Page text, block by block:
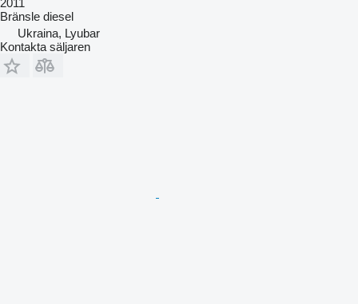
Bränsle diesel
Ukraina, Lyubar
Kontakta säljaren